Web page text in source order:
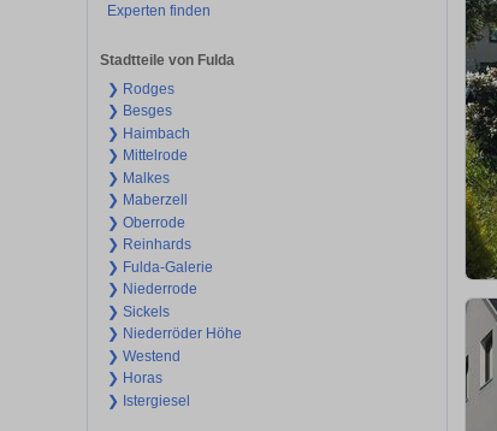
Experten finden
Stadtteile von Fulda
❯ Rodges
❯ Besges
❯ Haimbach
❯ Mittelrode
❯ Malkes
❯ Maberzell
❯ Oberrode
❯ Reinhards
❯ Fulda-Galerie
❯ Niederrode
❯ Sickels
❯ Niederröder Höhe
❯ Westend
❯ Horas
❯ Istergiesel